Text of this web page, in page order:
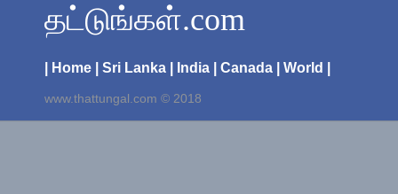
தட்டுங்கள்.com
| Home | Sri Lanka | India | Canada | World |
www.thattungal.com © 2018